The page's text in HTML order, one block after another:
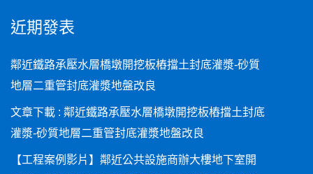
近期發表
鄰近鐵路承壓水層橋墩開挖板樁擋土封底灌漿-砂質
地層二重管封底灌漿地盤改良
文章下載 : 鄰近鐵路承壓水層橋墩開挖板樁擋土封底
灌漿-砂質地層二重管封底灌漿地盤改良
【工程案例影片】鄰近公共設施商辦大樓地下室開